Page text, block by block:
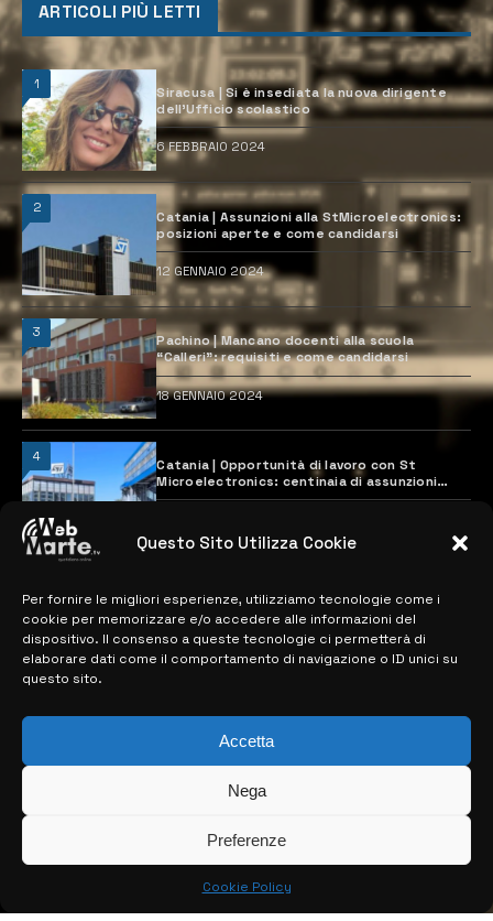
Questo Sito Utilizza Cookie
Per fornire le migliori esperienze, utilizziamo tecnologie come i
cookie per memorizzare e/o accedere alle informazioni del
dispositivo. Il consenso a queste tecnologie ci permetterà di
elaborare dati come il comportamento di navigazione o ID unici su
questo sito.
Accetta
Nega
Preferenze
Cookie Policy
ARTICOLI PIÙ LETTI
1
Siracusa | Si è insediata la nuova dirigente
dell’Ufficio scolastico
6 FEBBRAIO 2024
2
Catania | Assunzioni alla StMicroelectronics:
posizioni aperte e come candidarsi
12 GENNAIO 2024
3
Pachino | Mancano docenti alla scuola
“Calleri”: requisiti e come candidarsi
18 GENNAIO 2024
4
Catania | Opportunità di lavoro con St
Microelectronics: centinaia di assunzioni
previste
MAPPA DEL SITO
> NOTIZIE